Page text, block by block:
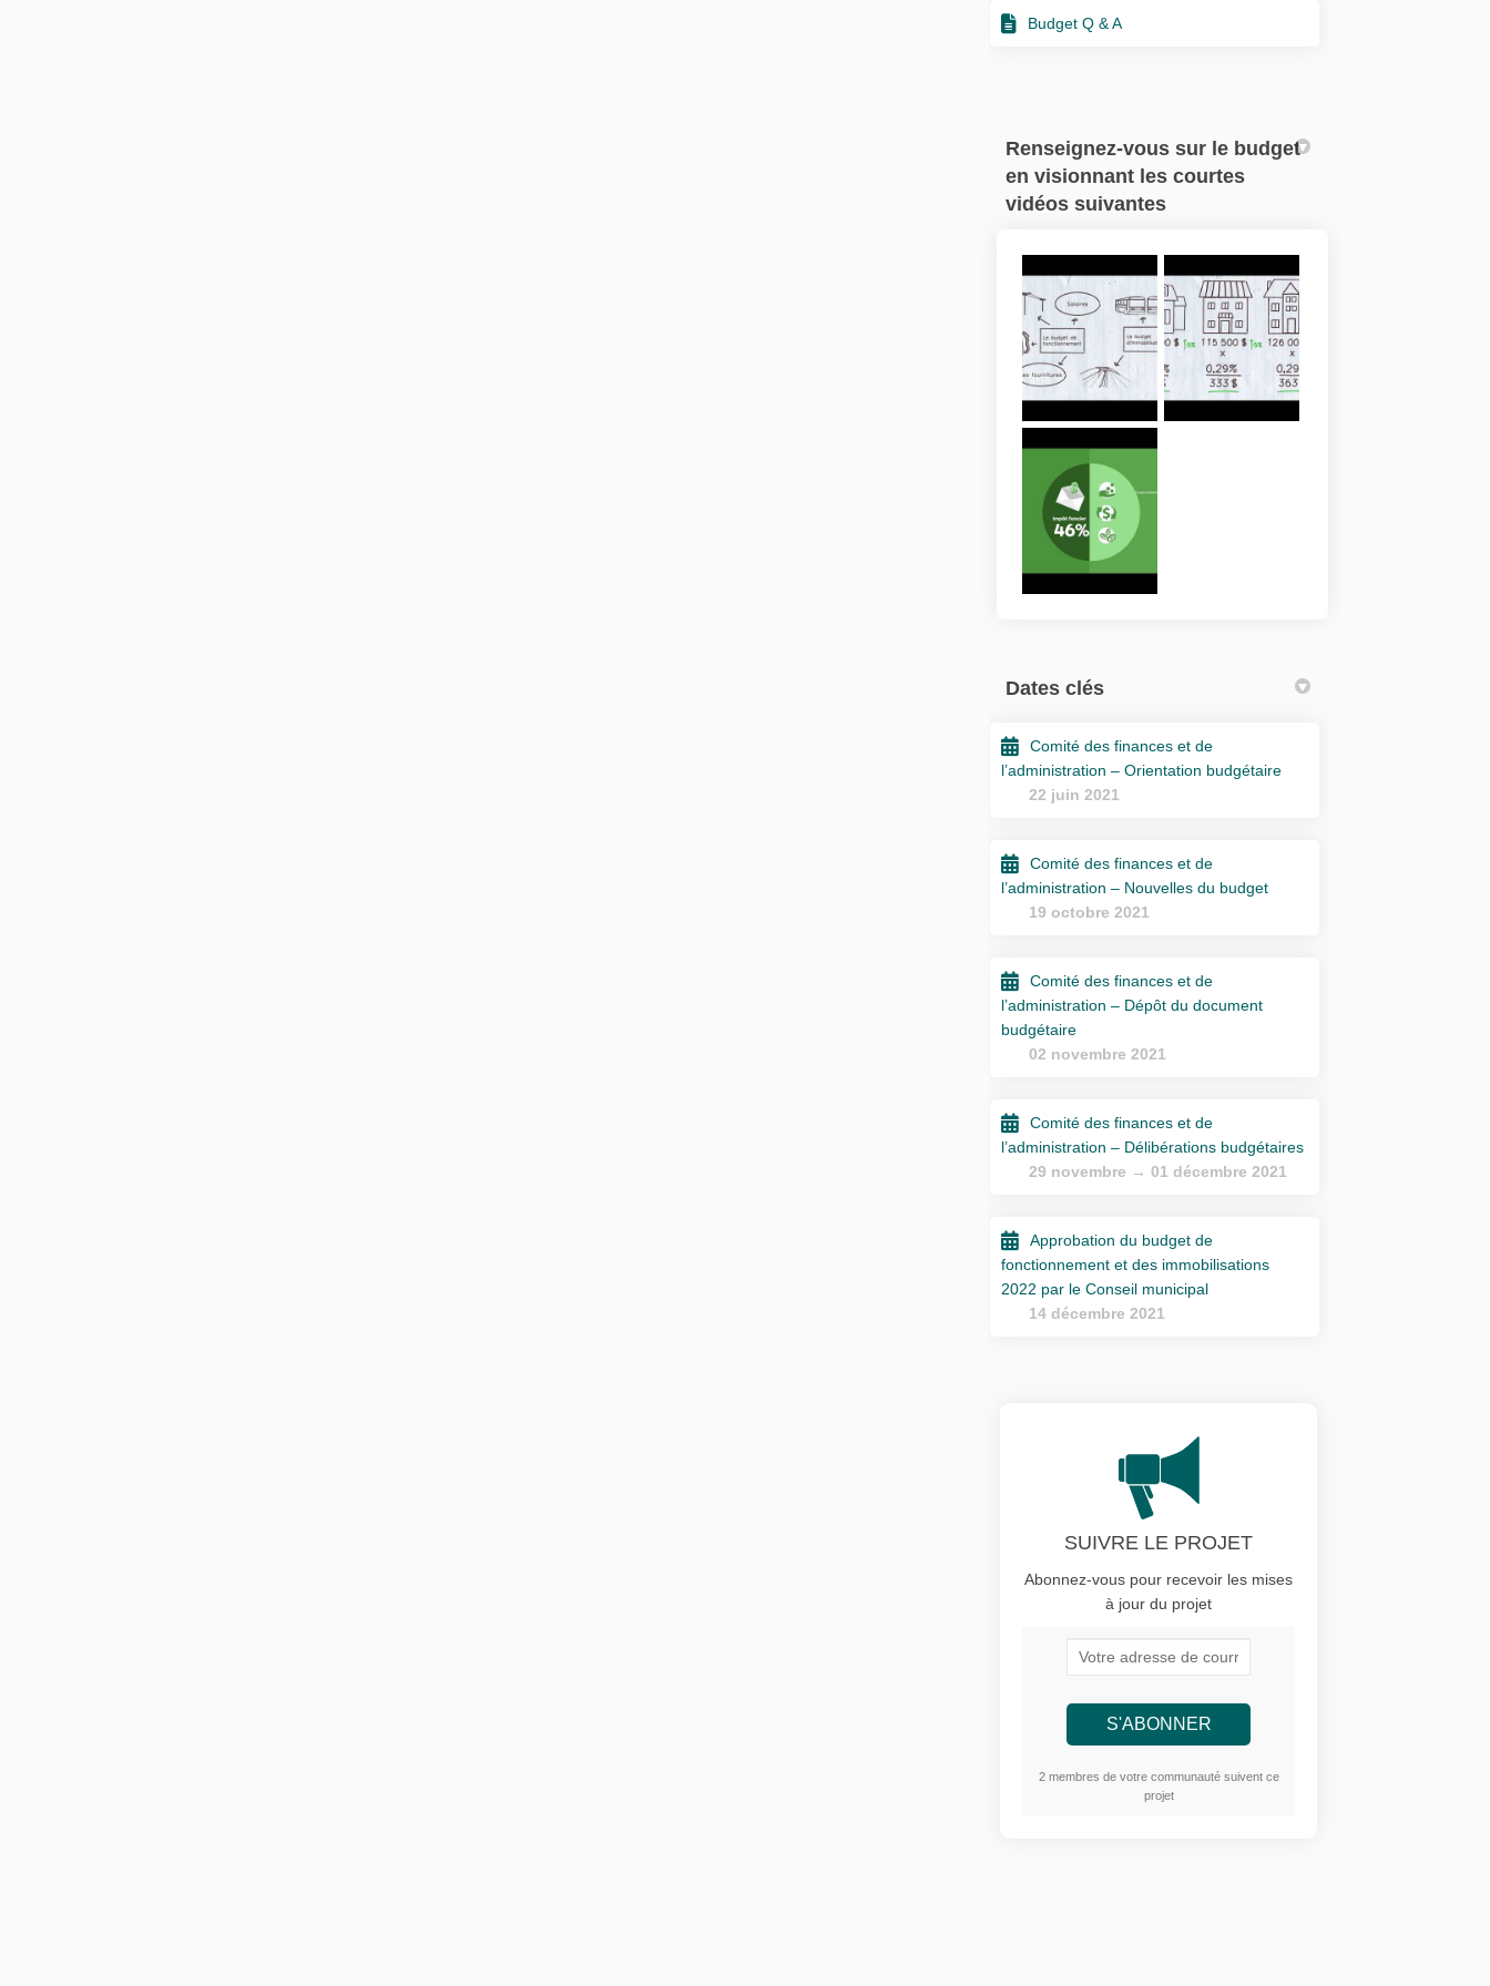
Budget Q & A
Renseignez-vous sur le budget
en visionnant les courtes
vidéos suivantes
Dates clés
Comité des finances et de
l’administration – Orientation budgétaire
22 juin 2021
Comité des finances et de
l’administration – Nouvelles du budget
19 octobre 2021
Comité des finances et de
l’administration – Dépôt du document
budgétaire
02 novembre 2021
Comité des finances et de
l’administration – Délibérations budgétaires
29 novembre → 01 décembre 2021
Approbation du budget de
fonctionnement et des immobilisations
2022 par le Conseil municipal
14 décembre 2021
SUIVRE LE PROJET
Abonnez-vous pour recevoir les mises
à jour du projet
Votre adresse de courriel...
2 membres de votre communauté suivent ce
projet